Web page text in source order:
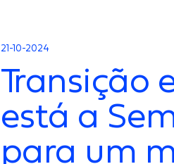
21-10-2024
Transição
está a
para um